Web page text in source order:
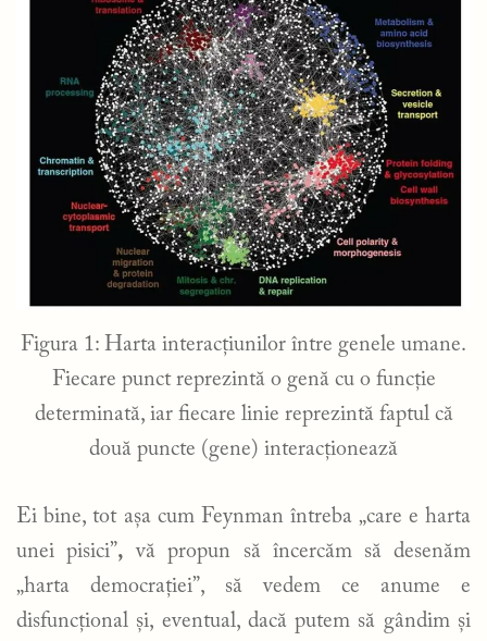
Figura 1: Harta interacțiunilor între genele umane.
Fiecare punct reprezintă o genă cu o funcție
determinată, iar fiecare linie reprezintă faptul că
două puncte (gene) interacționează
Ei bine, tot așa cum Feynman întreba „care e harta
unei pisici”, vă propun să încercăm să desenăm
„harta democrației”, să vedem ce anume e
disfuncțional și, eventual, dacă putem să gândim și